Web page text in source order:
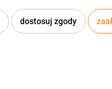
dostosuj zgody